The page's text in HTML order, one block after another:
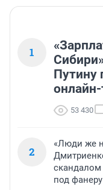
1
Путину
53 430
2
«Люди же
скандалом
под фанеру